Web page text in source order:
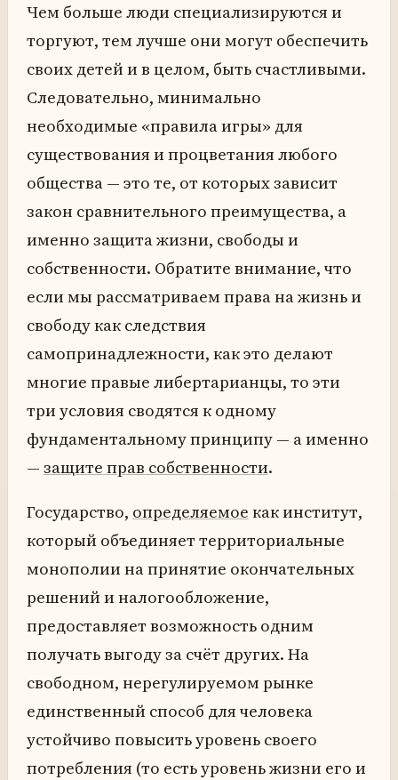
Чем больше люди специализируются и
торгуют, тем лучше они могут обеспечить
своих детей и в целом, быть счастливыми.
Следовательно, минимально
необходимые «правила игры» для
существования и процветания любого
общества — это те, от которых зависит
закон сравнительного преимущества, а
именно защита жизни, свободы и
собственности. Обратите внимание, что
если мы рассматриваем права на жизнь и
свободу как следствия
самопринадлежности, как это делают
многие правые либертарианцы, то эти
три условия сводятся к одному
фундаментальному принципу — а именно
— защите прав собственности.
Государство, определяемое как институт,
который объединяет территориальные
монополии на принятие окончательных
решений и налогообложение,
предоставляет возможность одним
получать выгоду за счёт других. На
свободном, нерегулируемом рынке
единственный способ для человека
устойчиво повысить уровень своего
потребления (то есть уровень жизни его и